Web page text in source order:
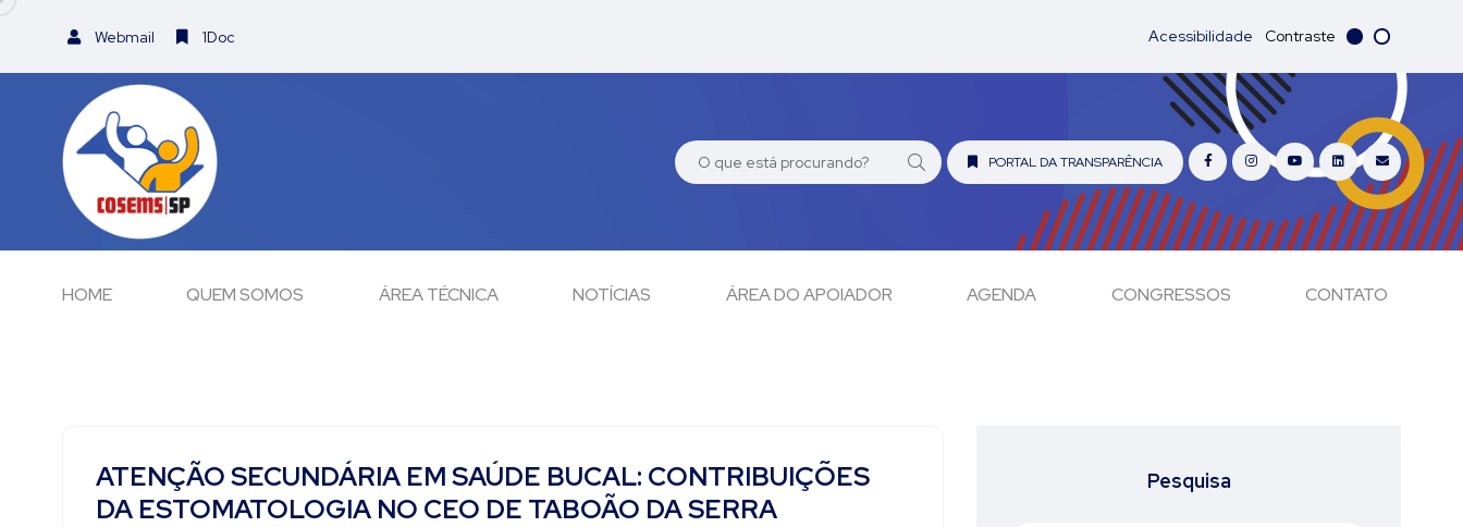
Webmail 1Doc Acessibilidade Contraste
PORTAL DA TRANSPARÊNCIA
HOME QUEM SOMOS ÁREA TÉCNICA NOTÍCIAS ÁREA DO APOIADOR AGENDA CONGRESSOS CONTATO
ATENÇÃO SECUNDÁRIA EM SAÚDE BUCAL: CONTRIBUIÇÕES
DA ESTOMATOLOGIA NO CEO DE TABOÃO DA SERRA
Pesquisa